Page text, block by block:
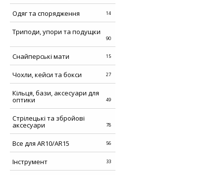
Одяг та спорядження 14
Триподи, упори та подущки
90
Снайперські мати 15
Чохли, кейси та бокси 27
Кільця, бази, аксесуари для
оптики 49
Стрілецькі та збройові
аксесуари 78
Все для AR10/AR15 56
Інструмент 33